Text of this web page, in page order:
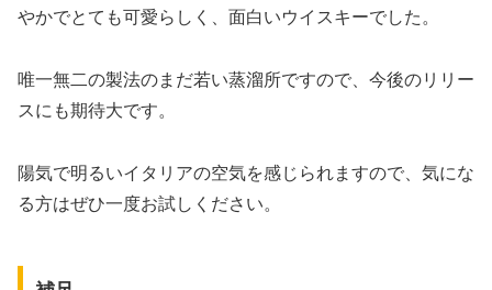
やかでとても可愛らしく、面白いウイスキーでした。
唯一無二の製法のまだ若い蒸溜所ですので、今後のリリー
スにも期待大です。
陽気で明るいイタリアの空気を感じられますので、気にな
る方はぜひ一度お試しください。